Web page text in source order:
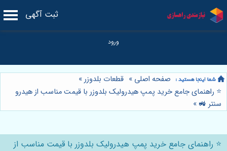
ثبت آگهی
صفحه اصلی » قطعات بلدوزر»
⭐️ راهنمای جامع خرید پمپ هیدرولیک بلدوزر با قیمت مناسب از هیدرو
سنتر 🚜 »
⭐️ راهنمای جامع خرید پمپ هیدرولیک بلدوزر با قیمت مناسب از